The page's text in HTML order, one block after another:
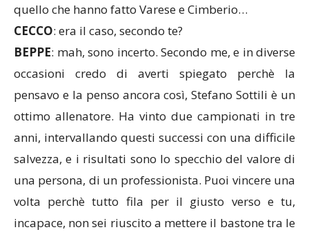
quello che hanno fatto Varese e Cimberio…
CECCO: era il caso, secondo te?
BEPPE: mah, sono incerto. Secondo me, e in diverse
occasioni credo di averti spiegato perchè la
pensavo e la penso ancora così, Stefano Sottili è un
ottimo allenatore. Ha vinto due campionati in tre
anni, intervallando questi successi con una difficile
salvezza, e i risultati sono lo specchio del valore di
una persona, di un professionista. Puoi vincere una
volta perchè tutto fila per il giusto verso e tu,
incapace, non sei riuscito a mettere il bastone tra le